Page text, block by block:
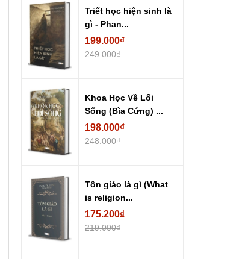
Triết học hiện sinh là
gì - Phan...
199.000₫
249.000₫
Khoa Học Về Lối
Sống (Bìa Cứng) ...
198.000₫
248.000₫
Tôn giáo là gì (What
is religion...
175.200₫
219.000₫